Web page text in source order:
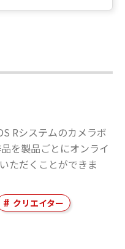
Rシステムのカメラボ
を製品ごとにオンライ
ただくことができま
クリエイター